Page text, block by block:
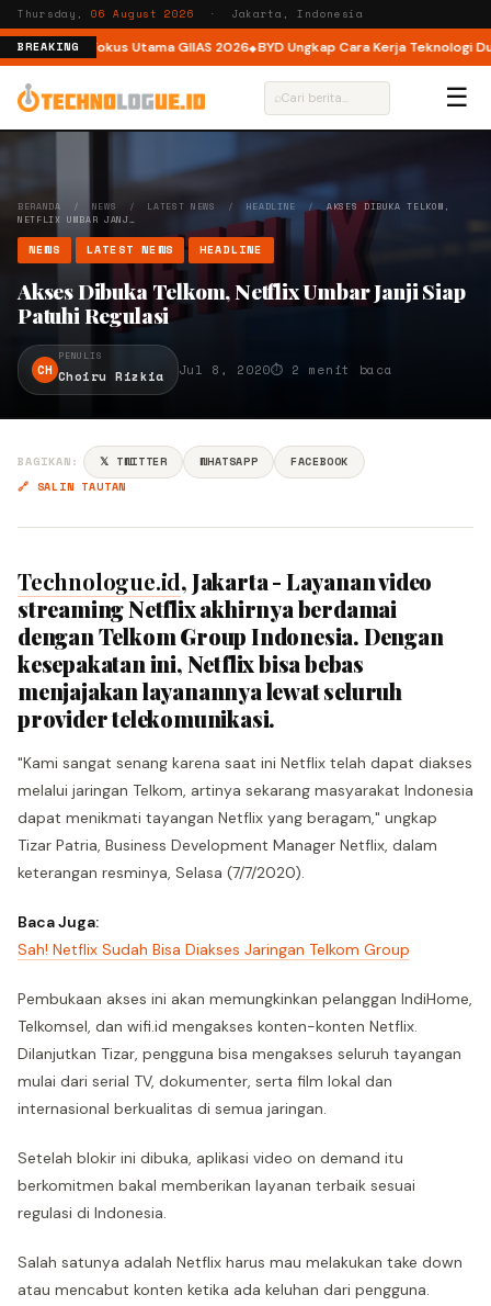
Thursday,06 August 2026 · Jakarta, Indonesia
BREAKING
Jadi Fokus Utama GIIAS 2026 BYD Ungkap Cara Kerja Teknologi
⌕ ☰
BERANDA / NEWS / LATEST NEWS / HEADLINE /AKSES DIBUKA TELKOM,
NETFLIX UMBAR JANJ…
NEWS LATEST NEWS HEADLINE
Akses Dibuka Telkom, Netflix Umbar Janji Siap
Patuhi Regulasi
CH
PENULIS
Choiru Rizkia Jul 8, 2020⏱ 2 menit baca
BAGIKAN: 𝕏 TWITTER WHATSAPP
FACEBOOK
🔗 SALIN TAUTAN
Technologue.id, Jakarta - Layanan video
streaming Netflix akhirnya berdamai
dengan Telkom Group Indonesia. Dengan
kesepakatan ini, Netflix bisa bebas
menjajakan layanannya lewat seluruh
provider telekomunikasi.
"Kami sangat senang karena saat ini Netflix telah dapat diakses
melalui jaringan Telkom, artinya sekarang masyarakat Indonesia
dapat menikmati tayangan Netflix yang beragam," ungkap
Tizar Patria, Business Development Manager Netflix, dalam
keterangan resminya, Selasa (7/7/2020).
Baca Juga:
Sah! Netflix Sudah Bisa Diakses Jaringan Telkom Group
Pembukaan akses ini akan memungkinkan pelanggan IndiHome,
Telkomsel, dan wifi.id mengakses konten-konten Netflix.
Dilanjutkan Tizar, pengguna bisa mengakses seluruh tayangan
mulai dari serial TV, dokumenter, serta film lokal dan
internasional berkualitas di semua jaringan.
Setelah blokir ini dibuka, aplikasi video on demand itu
berkomitmen bakal memberikan layanan terbaik sesuai
regulasi di Indonesia.
Salah satunya adalah Netflix harus mau melakukan take down
atau mencabut konten ketika ada keluhan dari pengguna.